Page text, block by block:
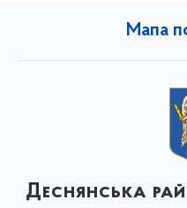
Мапа
Деснянська